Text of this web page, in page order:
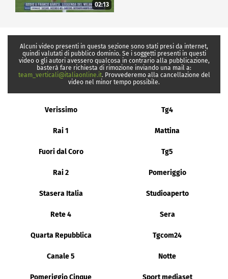
02:13
Alcuni video presenti in questa sezione sono stati presi da internet,
quindi valutati di pubblico dominio. Se i soggetti presenti in questi
video o gli autori avessero qualcosa in contrario alla pubblicazione,
basterà fare richiesta di rimozione inviando una mail a:
team_verticali@italiaonline.it. Provvederemo alla cancellazione del
video nel minor tempo possibile.
Verissimo Tg4
Rai 1 Mattina
Fuori dal Coro Tg5
Rai 2 Pomeriggio
Stasera Italia Studioaperto
Rete 4 Sera
Quarta Repubblica Tgcom24
Canale 5 Notte